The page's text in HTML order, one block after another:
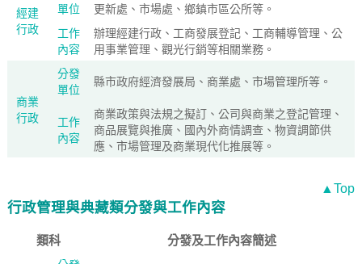
經建
行政
單位
更新處、市場處、鄉鎮市區公所等。
工作
內容
辦理經建行政、工商發展登記、工商輔導管理、公
用事業管理、觀光行銷等相關業務。
商業
行政
分發
單位
縣市政府經濟發展局、商業處、市場管理所等。
工作
內容
商業政策與法規之擬訂、公司與商業之登記管理、
商品展覽與推廣、國內外商情調查、物資調節供
應、市場管理及商業現代化推展等。
▲Top
行政管理與典藏類分發與工作內容
類科 分發及工作內容簡述